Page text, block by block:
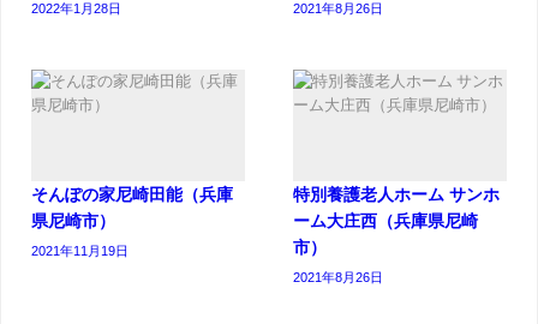
2022年1月28日 2021年8月26日
そんぽの家尼崎田能（兵庫
県尼崎市）
2021年11月19日
特別養護老人ホーム サンホ
ーム大庄西（兵庫県尼崎
市）
2021年8月26日